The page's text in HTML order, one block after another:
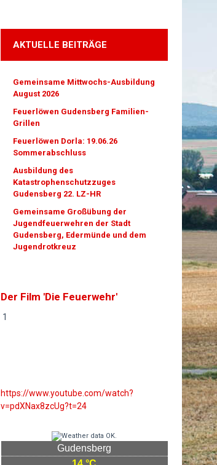
AKTUELLE BEITRÄGE
Gemeinsame Mittwochs-Ausbildung
August 2026
Feuerlöwen Gudensberg Familien-
Grillen
Feuerlöwen Dorla: 19.06.26
Sommerabschluss
Ausbildung des
Katastrophenschutzzuges
Gudensberg 22. LZ-HR
Gemeinsame Großübung der
Jugendfeuerwehren der Stadt
Gudensberg, Edermünde und dem
Jugendrotkreuz
Der Film 'Die Feuerwehr'
1
https://www.youtube.com/watch?
v=pdXNax8zcUg?t=24
Gudensberg